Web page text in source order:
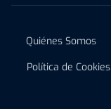
Quiénes Somos
Política de Cookies